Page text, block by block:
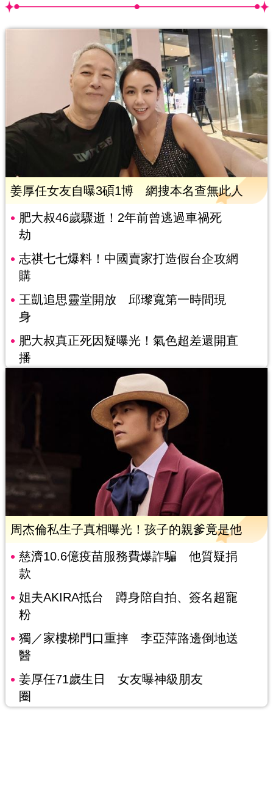
姜厚任女友自曝3碩1博 網搜本名查無此人
肥大叔46歲驟逝！2年前曾逃過車禍死
劫
志祺七七爆料！中國賣家打造假台企攻網
購
王凱追思靈堂開放 邱瓈寬第一時間現
身
肥大叔真正死因疑曝光！氣色超差還開直
播
周杰倫私生子真相曝光！孩子的親爹竟是他
慈濟10.6億疫苗服務費爆詐騙 他質疑捐
款
姐夫AKIRA抵台 蹲身陪自拍、簽名超寵
粉
獨／家樓梯門口重摔 李亞萍路邊倒地送
醫
姜厚任71歲生日 女友曝神級朋友
圈